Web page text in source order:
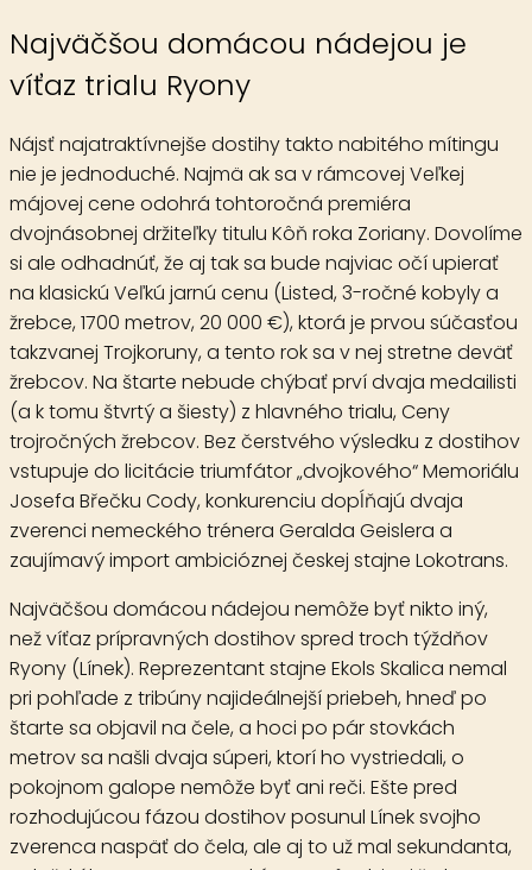
Najväčšou domácou nádejou je
víťaz trialu Ryony
Nájsť najatraktívnejše dostihy takto nabitého mítingu
nie je jednoduché. Najmä ak sa v rámcovej Veľkej
májovej cene odohrá tohtoročná premiéra
dvojnásobnej držiteľky titulu Kôň roka Zoriany. Dovolíme
si ale odhadnúť, že aj tak sa bude najviac očí upierať
na klasickú Veľkú jarnú cenu (Listed, 3-ročné kobyly a
žrebce, 1700 metrov, 20 000 €), ktorá je prvou súčasťou
takzvanej Trojkoruny, a tento rok sa v nej stretne deväť
žrebcov. Na štarte nebude chýbať prví dvaja medailisti
(a k tomu štvrtý a šiesty) z hlavného trialu, Ceny
trojročných žrebcov. Bez čerstvého výsledku z dostihov
vstupuje do licitácie triumfátor „dvojkového“ Memoriálu
Josefa Břečku Cody, konkurenciu dopĺňajú dvaja
zverenci nemeckého trénera Geralda Geislera a
zaujímavý import ambicióznej českej stajne Lokotrans.
Najväčšou domácou nádejou nemôže byť nikto iný,
než víťaz prípravných dostihov spred troch týždňov
Ryony (Línek). Reprezentant stajne Ekols Skalica nemal
pri pohľade z tribúny najideálnejší priebeh, hneď po
štarte sa objavil na čele, a hoci po pár stovkách
metrov sa našli dvaja súperi, ktorí ho vystriedali, o
pokojnom galope nemôže byť ani reči. Ešte pred
rozhodujúcou fázou dostihov posunul Línek svojho
zverenca naspäť do čela, ale aj to už mal sekundanta,